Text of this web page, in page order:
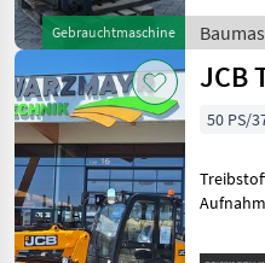
Gebrauchtmaschine
kg Tragk
/ JCB
JCB
50 PS/